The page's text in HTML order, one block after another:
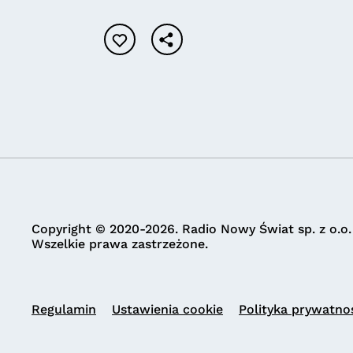
Copyright © 2020-2026. Radio Nowy Świat sp. z o.o.
Wszelkie prawa zastrzeżone.
Regulamin Ustawienia cookie Polityka